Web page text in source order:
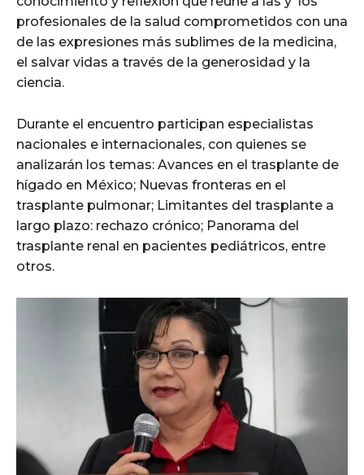
profesionales de la salud comprometidos con una
de las expresiones más sublimes de la medicina,
el salvar vidas a través de la generosidad y la
ciencia.
Durante el encuentro participan especialistas
nacionales e internacionales, con quienes se
analizarán los temas: Avances en el trasplante de
hígado en México; Nuevas fronteras en el
trasplante pulmonar; Limitantes del trasplante a
largo plazo: rechazo crónico; Panorama del
trasplante renal en pacientes pediátricos, entre
otros.